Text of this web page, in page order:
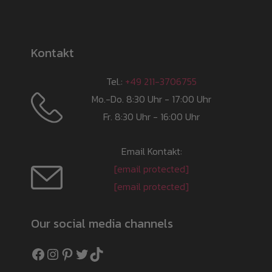
Kontakt
Tel.: +49 211-3706755
Mo.-Do. 8:30 Uhr - 17:00 Uhr
Fr. 8:30 Uhr - 16:00 Uhr
Email Kontakt:
[email protected]
[email protected]
Our social media channels
Facebook
Instagram
Pinterest
Twitter
TikTok